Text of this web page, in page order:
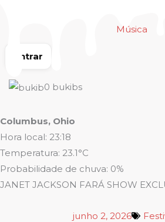
conteúdo
Música
Entrar
0 bukibs
Columbus, Ohio
Hora local: 23:18
Temperatura: 23.1°C
Probabilidade de chuva: 0%
JANET JACKSON FARÁ SHOW
junho 2, 2026